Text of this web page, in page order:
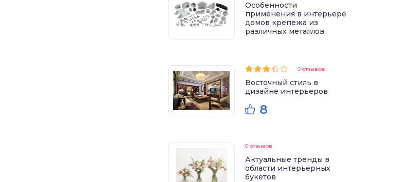
Особенности
применения в интерьере
домов крепежа из
различных металлов
0 отзывов
Восточный стиль в
дизайне интерьеров
8
0 отзывов
Актуальные тренды в
области интерьерных
букетов